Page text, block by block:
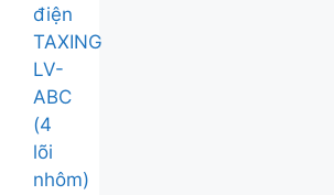
điện
TAXING
LV-
ABC
(4
lõi
nhôm)